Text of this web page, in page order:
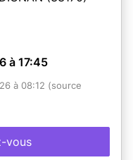
à 17:45
à 08:12 (source
vous